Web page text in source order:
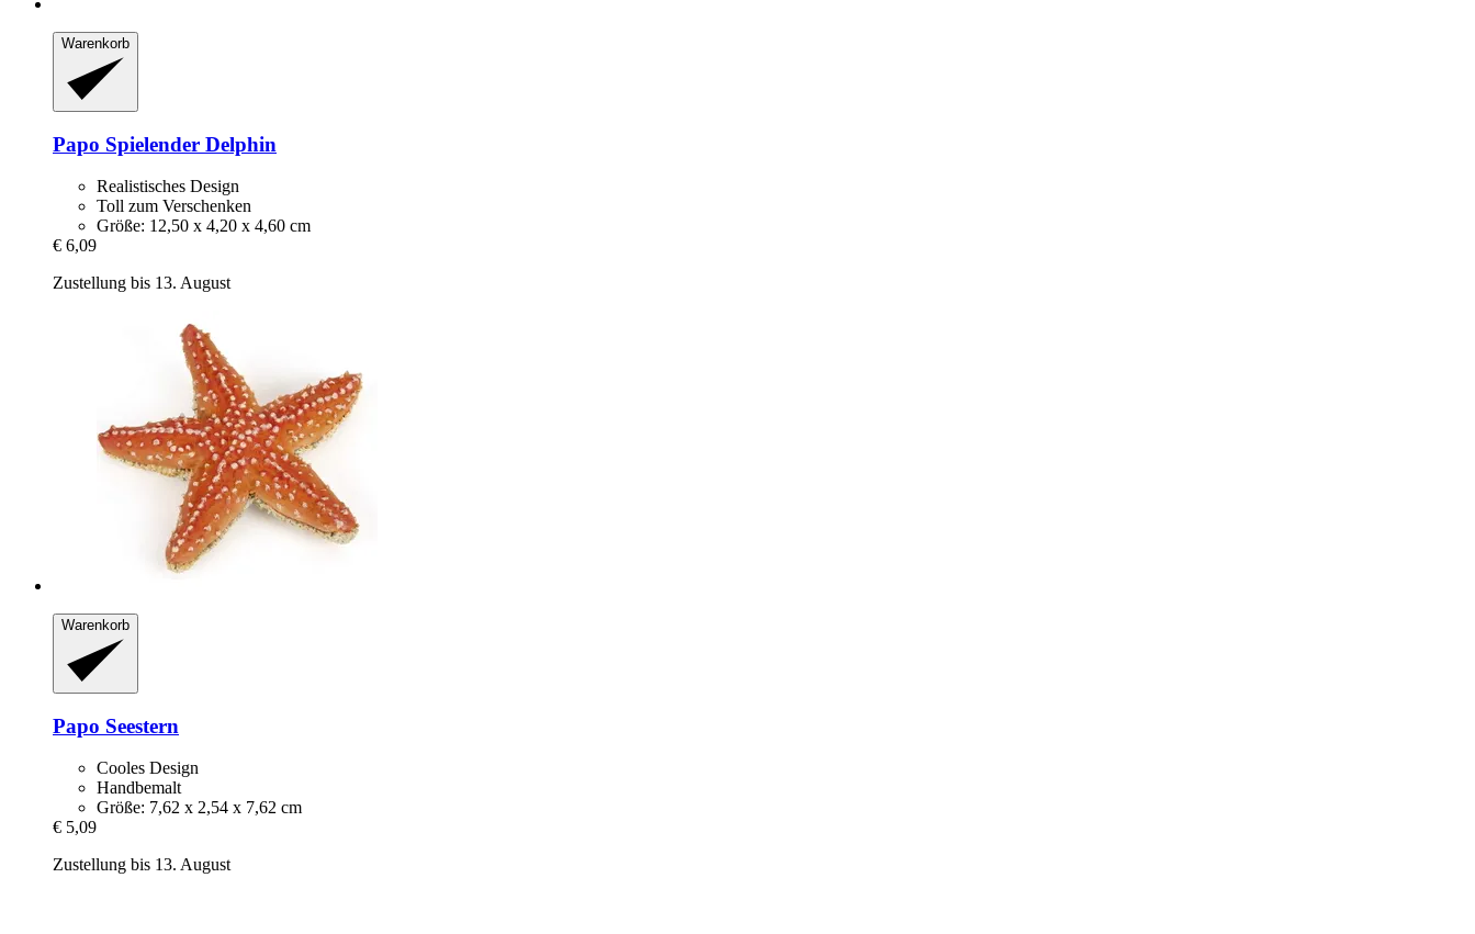
Warenkorb
Papo Spielender Delphin
Realistisches Design
Toll zum Verschenken
Größe: 12,50 x 4,20 x 4,60 cm
€ 6,09
Zustellung bis 13. August
Warenkorb
Papo Seestern
Cooles Design
Handbemalt
Größe: 7,62 x 2,54 x 7,62 cm
€ 5,09
Zustellung bis 13. August